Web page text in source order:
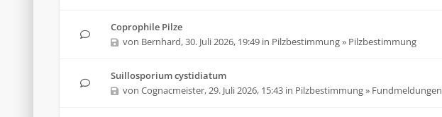
Coprophile Pilze
von Bernhard,30. Juli 2026, 19:49 in Pilzbestimmung» Pilzbestimmung
Suillosporium cystidiatum
von Cognacmeister,29. Juli 2026, 15:43 in Pilzbestimmung» Fundmeldungen